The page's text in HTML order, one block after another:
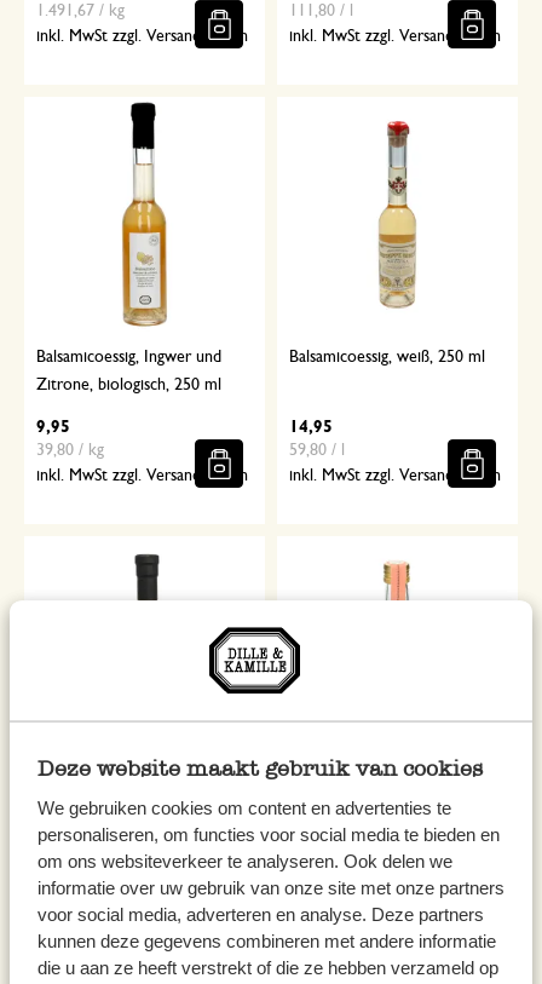
Deze website maakt gebruik van cookies
We gebruiken cookies om content en advertenties te
personaliseren, om functies voor social media te bieden en
om ons websiteverkeer te analyseren. Ook delen we
informatie over uw gebruik van onze site met onze partners
voor social media, adverteren en analyse. Deze partners
kunnen deze gegevens combineren met andere informatie
die u aan ze heeft verstrekt of die ze hebben verzameld op
1.491,67 / kg
inkl. MwSt zzgl. Versandkosten
111,80 / l
inkl. MwSt zzgl. Versandkosten
Balsamicoessig, Ingwer und
Zitrone, biologisch, 250 ml
9,95
39,80 / kg
inkl. MwSt zzgl. Versandkosten
Balsamicoessig, weiß, 250 ml
14,95
59,80 / l
inkl. MwSt zzgl. Versandkosten
6,95
27,80 / l
inkl. MwSt zzgl. Versandkosten
und Gartenkräuter
8,95
2.418,92 / kg
inkl. MwSt zzgl. Versandkosten